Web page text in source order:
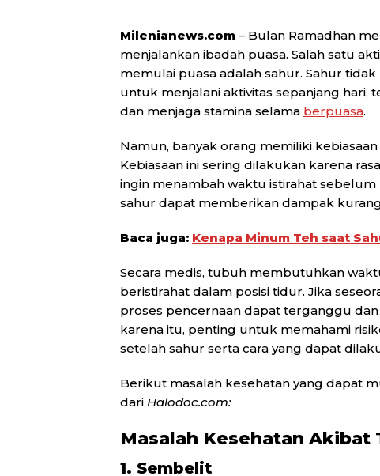
Milenianews.com – Bulan Ramadhan
menjalankan ibadah puasa. Salah satu
memulai puasa adalah sahur. Sahur
untuk menjalani aktivitas sepanjang
dan menjaga stamina selama berpuasa.
Namun, banyak orang memiliki
Kebiasaan ini sering dilakukan karena
ingin menambah waktu istirahat
sahur dapat memberikan dampak
Baca juga: Kenapa Minum Teh saat
Secara medis, tubuh membutuhkan
beristirahat dalam posisi tidur. Jika
proses pencernaan dapat terganggu
karena itu, penting untuk memahami
setelah sahur serta cara yang dapat
Berikut masalah kesehatan yang dapat
dari Halodoc.com:
Masalah Kesehatan Akibat
1. Sembelit